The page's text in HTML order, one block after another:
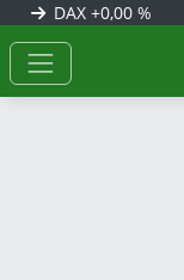
DAX +0,00 %